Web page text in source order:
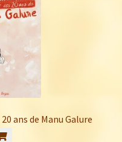
ans de Manu Galure